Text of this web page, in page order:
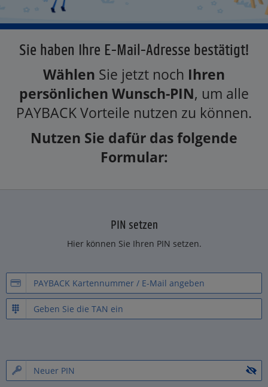
Sie haben Ihre E-Mail-Adresse bestätigt!
Wählen Sie jetzt noch Ihren
persönlichen Wunsch-PIN, um alle
PAYBACK Vorteile nutzen zu können.
Nutzen Sie dafür das folgende
Formular:
PIN setzen
Hier können Sie Ihren PIN setzen.